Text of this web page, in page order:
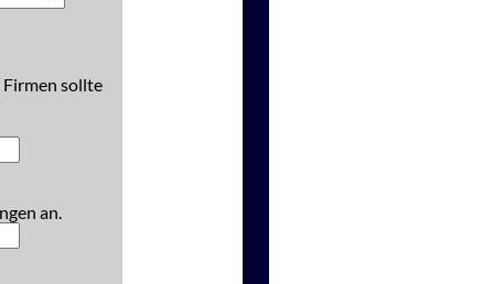
Firmen sollte
an.